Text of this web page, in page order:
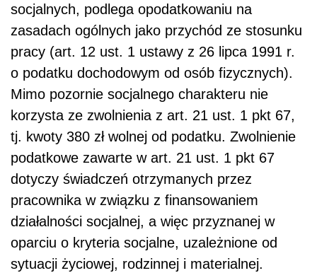
socjalnych, podlega opodatkowaniu na
zasadach ogólnych jako przychód ze stosunku
pracy (art. 12 ust. 1 ustawy z 26 lipca 1991 r.
o podatku dochodowym od osób fizycznych).
Mimo pozornie socjalnego charakteru nie
korzysta ze zwolnienia z art. 21 ust. 1 pkt 67,
tj. kwoty 380 zł wolnej od podatku. Zwolnienie
podatkowe zawarte w art. 21 ust. 1 pkt 67
dotyczy świadczeń otrzymanych przez
pracownika w związku z finansowaniem
działalności socjalnej, a więc przyznanej w
oparciu o kryteria socjalne, uzależnione od
sytuacji życiowej, rodzinnej i materialnej.